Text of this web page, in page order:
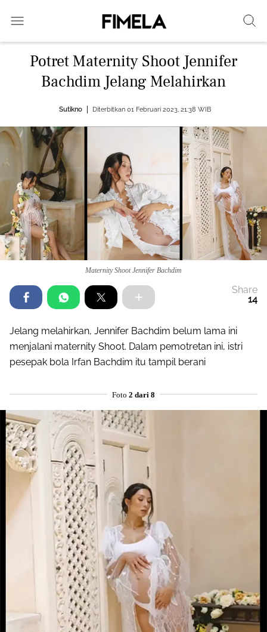
Potret Maternity Shoot Jennifer
Bachdim Jelang Melahirkan
Sutikno Diterbitkan 01 Februari 2023, 21:38 WIB
Maternity Shoot Jennifer Bachdim
Share
14
Jelang melahirkan, Jennifer Bachdim belum lama ini
menjalani maternity Shoot. Dalam pemotretan ini, istri
pesepak bola Irfan Bachdim itu tampil berani
Foto 2 dari 8